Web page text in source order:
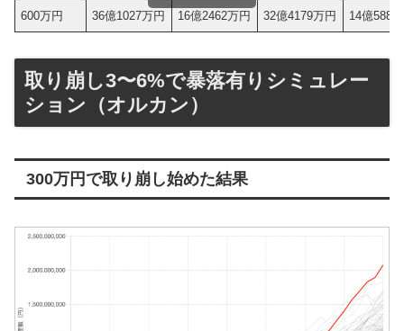
600万円 36億1027万円 16億2462万円 32億4179万円 14億5881
取り崩し3〜6%で暴落有りシミュレー
ション（オルカン）
300万円で取り崩し始めた結果